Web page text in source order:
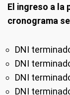
El ingreso a la
cronograma
DNI
DNI
DNI
DNI